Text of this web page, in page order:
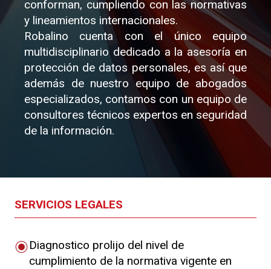
conforman, cumpliendo con las normativas
y lineamientos internacionales.
Robalino cuenta con el único equipo
multidisciplinario dedicado a la asesoría en
protección de datos personales, es así que
además de nuestro equipo de abogados
especializados, contamos con un equipo de
consultores técnicos expertos en seguridad
de la información.
SERVICIOS LEGALES
Diagnostico prolijo del nivel de
cumplimiento de la normativa vigente en